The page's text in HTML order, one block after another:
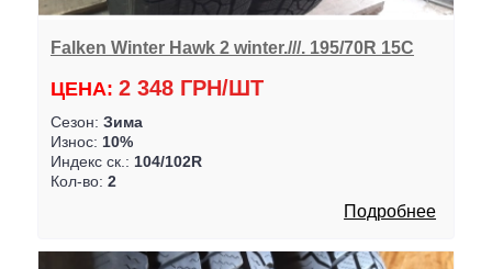
Falken Winter Hawk 2 winter.///. 195/70R 15C
ЦЕНА: 2 348 ГРН/ШТ
Сезон: Зима
Износ: 10%
Индекс ск.: 104/102R
Кол-во: 2
Подробнее